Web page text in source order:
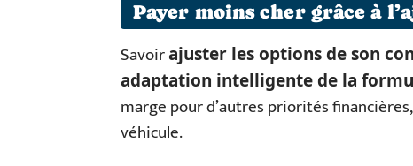
Payer moins cher grâce à
Savoirajuster les options de son
adaptation intelligente de la
marge pour d’autres priorités
véhicule.